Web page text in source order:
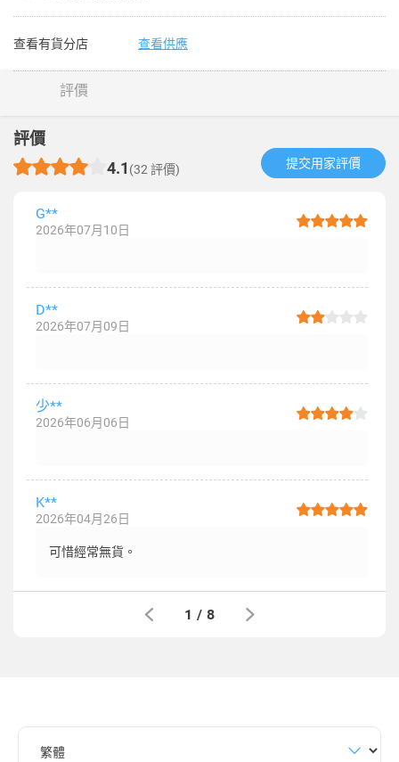
查看有貨分店 查看供應
評價
評價
4.1 (32 評價) 提交用家評價​
G**
2026年07月10日
D**
2026年07月09日
少**
2026年06月06日
K**
2026年04月26日
可惜經常無貨。
1 / 8